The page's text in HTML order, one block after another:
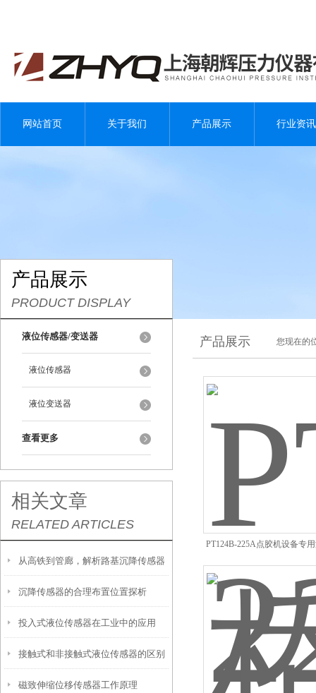
网站首页 关于我们 产品展示 行业资讯
产品展示
PRODUCT DISPLAY
液位传感器/变送器
液位传感器
液位变送器
查看更多
相关文章
RELATED ARTICLES
从高铁到管廊，解析路基沉降传感器
的全域应用
沉降传感器的合理布置位置探析
投入式液位传感器在工业中的应用
接触式和非接触式液位传感器的区别
磁致伸缩位移传感器工作原理
产品展示 您现在的
PT124B-225A点胶机设备专
射频导纳液位计